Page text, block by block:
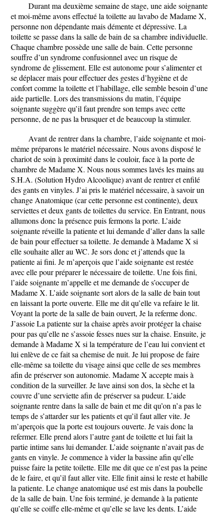
Durant ma deuxième semaine de stage, une aide soignante
et moi-même avons effectué la toilette au lavabo de Madame X,
personne non dépendante mais démente et dépressive. La
toilette se passe dans la salle de bain de sa chambre individuelle.
Chaque chambre possède une salle de bain. Cette personne
souffre d’un syndrome confusionnel avec un risque de
syndrome de glissement. Elle est autonome pour s’alimenter et
se déplacer mais pour effectuer des gestes d’hygiène et de
confort comme la toilette et l’habillage, elle semble besoin d’une
aide partielle. Lors des transmissions du matin, l’équipe
soignante suggère qu’il faut prendre son temps avec cette
personne, de ne pas la brusquer et de beaucoup la stimuler.
Avant de rentrer dans la chambre, l’aide soignante et moi-
même préparons le matériel nécessaire. Nous avons disposé le
chariot de soin à proximité dans le couloir, face à la porte de
chambre de Madame X. Nous nous sommes lavés les mains au
S.H.A. (Solution Hydro Alcoolique) avant de rentrer et enfilé
des gants en vinyles. J’ai pris le matériel nécessaire, à savoir un
change Anatomique (car cette personne est continente), deux
serviettes et deux gants de toilettes du service. En Entrant, nous
allumons donc la présence puis fermons la porte. L’aide
soignante réveille la patiente et lui demande d’aller dans la salle
de bain pour effectuer sa toilette. Je demande à Madame X si
elle souhaite aller au WC. Je sors donc et j’attends que la
patiente ai fini. Je m’aperçois que l’aide soignante est restée
avec elle pour préparer le nécessaire de toilette. Une fois fini,
l’aide soignante m’appelle et me demande de s’occuper de
Madame X. L’aide soignante sort alors de la salle de bain tout
en laissant la porte ouverte. Elle me dit qu’elle va refaire le lit.
Voyant la porte de la salle de bain ouvert, Je la referme donc.
J’assoie La patiente sur la chaise après avoir protéger la chaise
pour pas qu’elle ne s’assoie fesses nues sur la chaise. Ensuite, je
demande à Madame X si la température de l’eau lui convient et
lui enlève de ce fait sa chemise de nuit. Je lui propose de faire
elle-même sa toilette du visage ainsi que celle de ses membres
afin de préserver son autonomie. Madame X accepte mais à
condition de la surveiller. Je lave ainsi son dos, la sèche et la
couvre d’une serviette afin de préserver sa pudeur. L’aide
soignante rentre dans la salle de bain et me dit qu’on n’a pas le
temps de s’attarder sur les patients et qu’il faut aller vite. Je
m’aperçois que la porte est toujours ouverte. Je vais donc la
refermer. Elle prend alors l’autre gant de toilette et lui fait la
partie intime sans lui demander. L’aide soignante n’avait pas de
gants en vinyle. Je commence à vider la bassine afin qu’elle
puisse faire la petite toilette. Elle me dit que ce n’est pas la peine
de le faire, et qu’il faut aller vite. Elle finit ainsi le reste et habille
la patiente. Le change anatomique usé est mis dans la poubelle
de la salle de bain. Une fois terminé, je demande à la patiente
qu’elle se coiffe elle-même et qu’elle se lave les dents. L’aide